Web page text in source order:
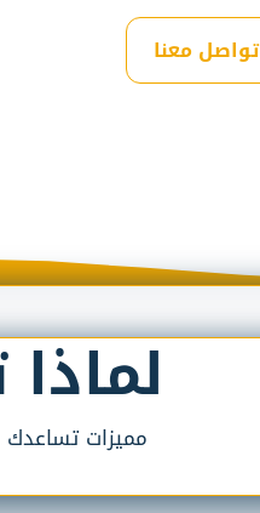
تواصل معنا
مميزات تساعدك